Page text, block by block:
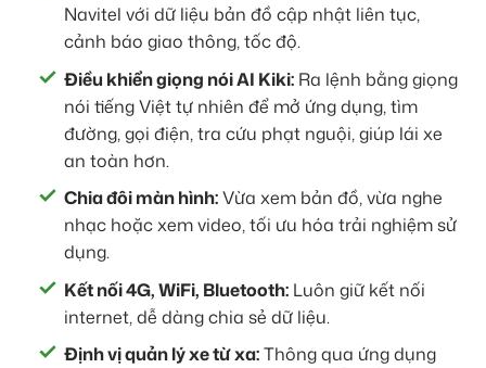
Navitel với dữ liệu bản đồ cập nhật liên tục,
cảnh báo giao thông, tốc độ.
Điều khiển giọng nói AI Kiki: Ra lệnh bằng giọng
nói tiếng Việt tự nhiên để mở ứng dụng, tìm
đường, gọi điện, tra cứu phạt nguội, giúp lái xe
an toàn hơn.
Chia đôi màn hình:Vừa xem bản đồ, vừa nghe
nhạc hoặc xem video, tối ưu hóa trải nghiệm sử
dụng.
Kết nối 4G, WiFi, Bluetooth: Luôn giữ kết nối
internet, dễ dàng chia sẻ dữ liệu.
Định vị quản lý xe từ xa:Thông qua ứng dụng